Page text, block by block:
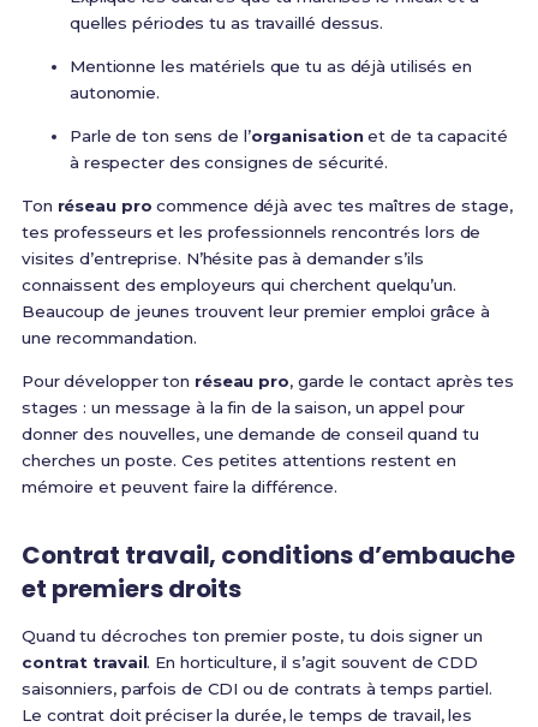
quelles périodes tu as travaillé dessus.
Mentionne les matériels que tu as déjà utilisés en
autonomie.
Parle de ton sens de l’organisationet de ta capacité
à respecter des consignes de sécurité.
Ton réseau pro commence déjà avec tes maîtres de stage,
tes professeurs et les professionnels rencontrés lors de
visites d’entreprise. N’hésite pas à demander s’ils
connaissent des employeurs qui cherchent quelqu’un.
Beaucoup de jeunes trouvent leur premier emploi grâce à
une recommandation.
Pour développer ton réseau pro, garde le contact après tes
stages : un message à la fin de la saison, un appel pour
donner des nouvelles, une demande de conseil quand tu
cherches un poste. Ces petites attentions restent en
mémoire et peuvent faire la différence.
Contrat travail, conditions d’embauche
et premiers droits
Quand tu décroches ton premier poste, tu dois signer un
contrat travail. En horticulture, il s’agit souvent de CDD
saisonniers, parfois de CDI ou de contrats à temps partiel.
Le contrat doit préciser la durée, le temps de travail, les